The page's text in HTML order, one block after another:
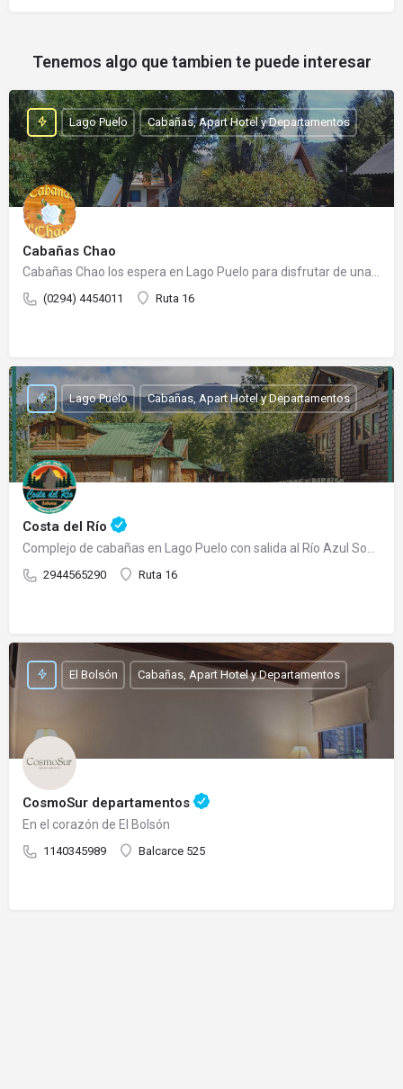
Tenemos algo que tambien te puede interesar
Cabañas Chao
(0294) 4454011 Ruta 16
Lago Puelo Cabañas, Apart Hotel y Departamentos
Costa del Río
2944565290 Ruta 16
Lago Puelo Cabañas, Apart Hotel y Departamentos
CosmoSur departamentos
En el corazón de El Bolsón
1140345989 Balcarce 525
El Bolsón Cabañas, Apart Hotel y Departamentos